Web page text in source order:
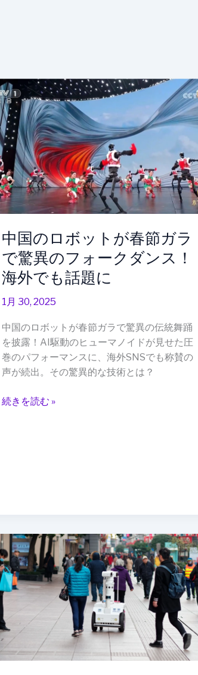
中国のロボットが春節ガラ
で驚異のフォークダンス！
海外でも話題に
1月 30, 2025
中国のロボットが春節ガラで驚異の伝統舞踊
を披露！AI駆動のヒューマノイドが見せた圧
巻のパフォーマンスに、海外SNSでも称賛の
声が続出。その驚異的な技術とは？
中
国
の
ロ
ボ
ッ
ト
が
春
ガ
ラ
で
驚
の
フ
ォ
ー
ク
ン
続きを読む »
元
OpenAI
エ
ン
ニ
ア、
ロ
ボ